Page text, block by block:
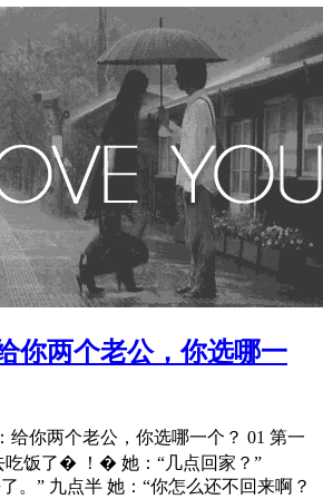
你两个老公，你选哪一
给你两个老公，你选哪一个？ 01 第一
吃饭了� ！� 她：“几点回家？”
。” 九点半 她：“你怎么还不回来啊？